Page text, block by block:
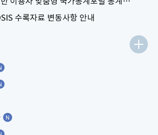
수록자료 변동사항 안내